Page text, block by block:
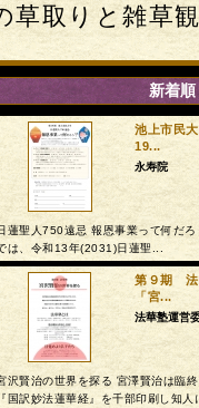
取りと雑草
新着
池上市民
19...
永寿院
蓮聖人750遠忌 報恩事業って何だろ
は、令和13年(2031)日蓮聖...
第９期
「宮...
法華塾運営
沢賢治の世界を探る 宮澤賢治は臨
『国訳妙法蓮華経』を千部印刷し知人